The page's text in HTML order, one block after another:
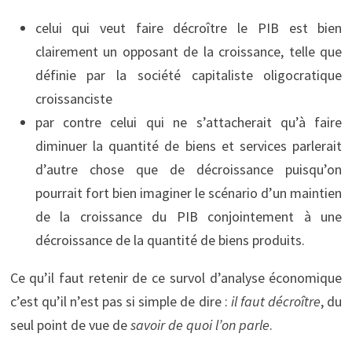
celui qui veut faire décroître le PIB est bien
clairement un opposant de la croissance, telle que
définie par la société capitaliste oligocratique
croissanciste
par contre celui qui ne s’attacherait qu’à faire
diminuer la quantité de biens et services parlerait
d’autre chose que de décroissance puisqu’on
pourrait fort bien imaginer le scénario d’un maintien
de la croissance du PIB conjointement à une
décroissance de la quantité de biens produits.
Ce qu’il faut retenir de ce survol d’analyse économique
c’est qu’il n’est pas si simple de dire : il faut décroître, du
seul point de vue desavoir de quoi l’on parle.